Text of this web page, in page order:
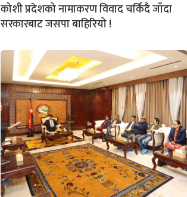
कोशी प्रदेशको नामाकरण विवाद चर्किदै जाँदा
सरकारबाट जसपा बाहिरियो !